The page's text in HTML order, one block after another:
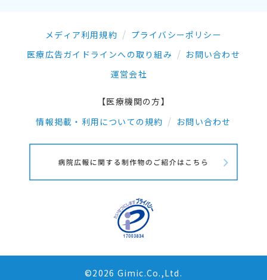
メディア利用規約
プライバシーポリシー
医療広告ガイドラインへの取り組み
お問い合わせ
運営会社
【医療機関の方】
情報掲載・利用についての規約
お問い合わせ
©2026 Gimic.Co.,Ltd.